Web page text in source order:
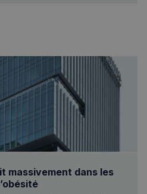
massivement dans les